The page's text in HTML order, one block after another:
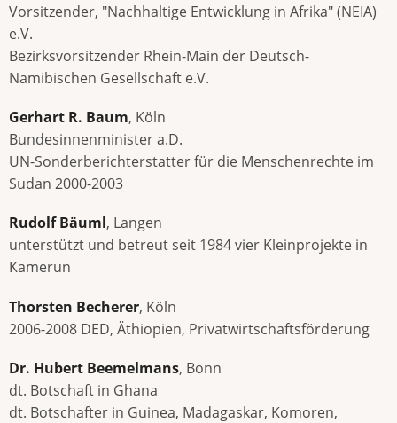
Vorsitzender, "Nachhaltige Entwicklung in Afrika" (NEIA)
e.V.
Bezirksvorsitzender Rhein-Main der Deutsch-
Namibischen Gesellschaft e.V.
Gerhart R. Baum, Köln
Bundesinnenminister a.D.
UN-Sonderberichterstatter für die Menschenrechte im
Sudan 2000-2003
Rudolf Bäuml, Langen
unterstützt und betreut seit 1984 vier Kleinprojekte in
Kamerun
Thorsten Becherer, Köln
2006-2008 DED, Äthiopien, Privatwirtschaftsförderung
Dr. Hubert Beemelmans, Bonn
dt. Botschaft in Ghana
dt. Botschafter in Guinea, Madagaskar, Komoren,